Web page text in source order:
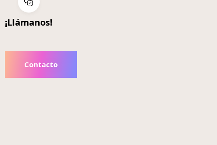
¡Llámanos!
Contacto